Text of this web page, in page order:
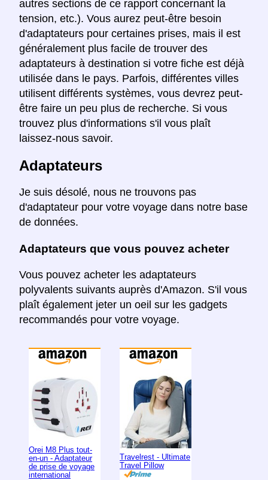
autres sections de ce rapport concernant la
tension, etc.). Vous aurez peut-être besoin
d'adaptateurs pour certaines prises, mais il est
généralement plus facile de trouver des
adaptateurs à destination si votre fiche est déjà
utilisée dans le pays. Parfois, différentes villes
utilisent différents systèmes, vous devrez peut-
être faire un peu plus de recherche. Si vous
trouvez plus d'informations s'il vous plaît
laissez-nous savoir.
Adaptateurs
Je suis désolé, nous ne trouvons pas
d'adaptateur pour votre voyage dans notre base
de données.
Adaptateurs que vous pouvez acheter
Vous pouvez acheter les adaptateurs
polyvalents suivants auprès d'Amazon. S'il vous
plaît également jeter un oeil sur les gadgets
recommandés pour votre voyage.
Orei M8 Plus tout-
en-un - Adaptateur
de prise de voyage
international
Travelrest - Ultimate
Travel Pillow